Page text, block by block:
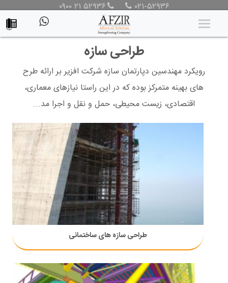
۰۲۱-۵۲۹۳۶ ۰۹۰۰ ۲۱ ۵۲۹۳۶ خدمات مشاوره‌ای
طراحی سازه
رویکرد مهندسین دپارتمان سازه شرکت افزیر بر ارائه طرح
های بهینه متمرکز بوده که در این راستا نیازهای معماری،
اقتصادی، زیست محیطی، حمل و نقل و اجرا مد...
طراحی سازه های ساختمانی